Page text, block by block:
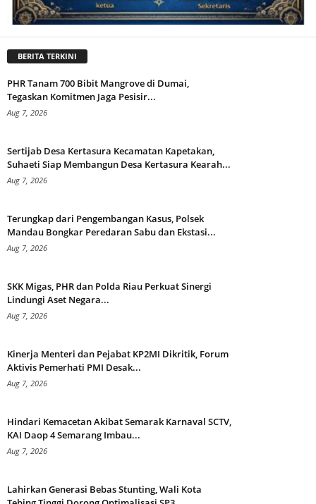
BERITA TERKINI
PHR Tanam 700 Bibit Mangrove di Dumai,
Tegaskan Komitmen Jaga Pesisir...
Aug 7, 2026
Sertijab Desa Kertasura Kecamatan Kapetakan,
Suhaeti Siap Membangun Desa Kertasura Kearah...
Aug 7, 2026
Terungkap dari Pengembangan Kasus, Polsek
Mandau Bongkar Peredaran Sabu dan Ekstasi...
Aug 7, 2026
SKK Migas, PHR dan Polda Riau Perkuat Sinergi
Lindungi Aset Negara...
Aug 7, 2026
Kinerja Menteri dan Pejabat KP2MI Dikritik, Forum
Aktivis Pemerhati PMI Desak...
Aug 7, 2026
Hindari Kemacetan Akibat Semarak Karnaval SCTV,
KAI Daop 4 Semarang Imbau...
Aug 7, 2026
Lahirkan Generasi Bebas Stunting, Wali Kota